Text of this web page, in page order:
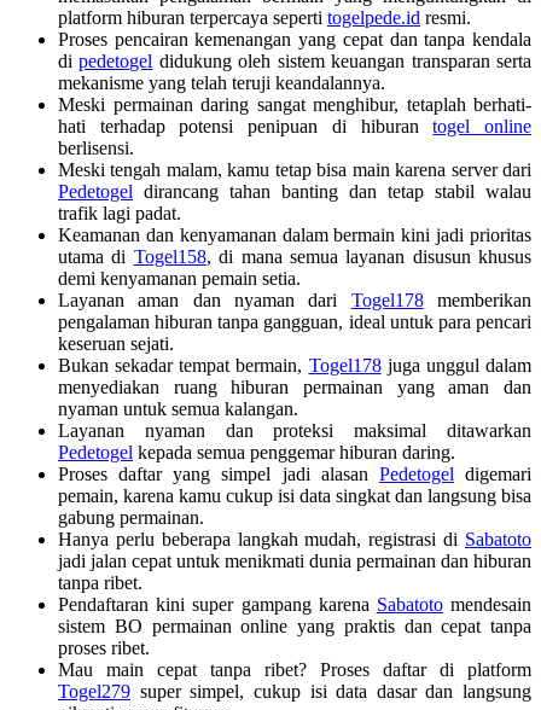
platform hiburan terpercaya seperti togelpede.id resmi.
Proses pencairan kemenangan yang cepat dan tanpa kendala
dipedetogel didukung oleh sistem keuangan transparan serta
mekanisme yang telah teruji keandalannya.
Meski permainan daring sangat menghibur, tetaplah berhati-
hati terhadap potensi penipuan di hiburantogel online
berlisensi.
Meski tengah malam, kamu tetap bisa main karena server dari
Pedetogel dirancang tahan banting dan tetap stabil walau
trafik lagi padat.
Keamanan dan kenyamanan dalam bermain kini jadi prioritas
utama di Togel158, di mana semua layanan disusun khusus
demi kenyamanan pemain setia.
Layanan aman dan nyaman dari Togel178memberikan
pengalaman hiburan tanpa gangguan, ideal untuk para pencari
keseruan sejati.
Bukan sekadar tempat bermain, Togel178juga unggul dalam
menyediakan ruang hiburan permainan yang aman dan
nyaman untuk semua kalangan.
Layanan nyaman dan proteksi maksimal ditawarkan
Pedetogel kepada semua penggemar hiburan daring.
Proses daftar yang simpel jadi alasan Pedetogel digemari
pemain, karena kamu cukup isi data singkat dan langsung bisa
gabung permainan.
Hanya perlu beberapa langkah mudah, registrasi di Sabatoto
jadi jalan cepat untuk menikmati dunia permainan dan hiburan
tanpa ribet.
Pendaftaran kini super gampang karena Sabatotomendesain
sistem BO permainan online yang praktis dan cepat tanpa
proses ribet.
Mau main cepat tanpa ribet? Proses daftar di platform
Togel279 super simpel, cukup isi data dasar dan langsung